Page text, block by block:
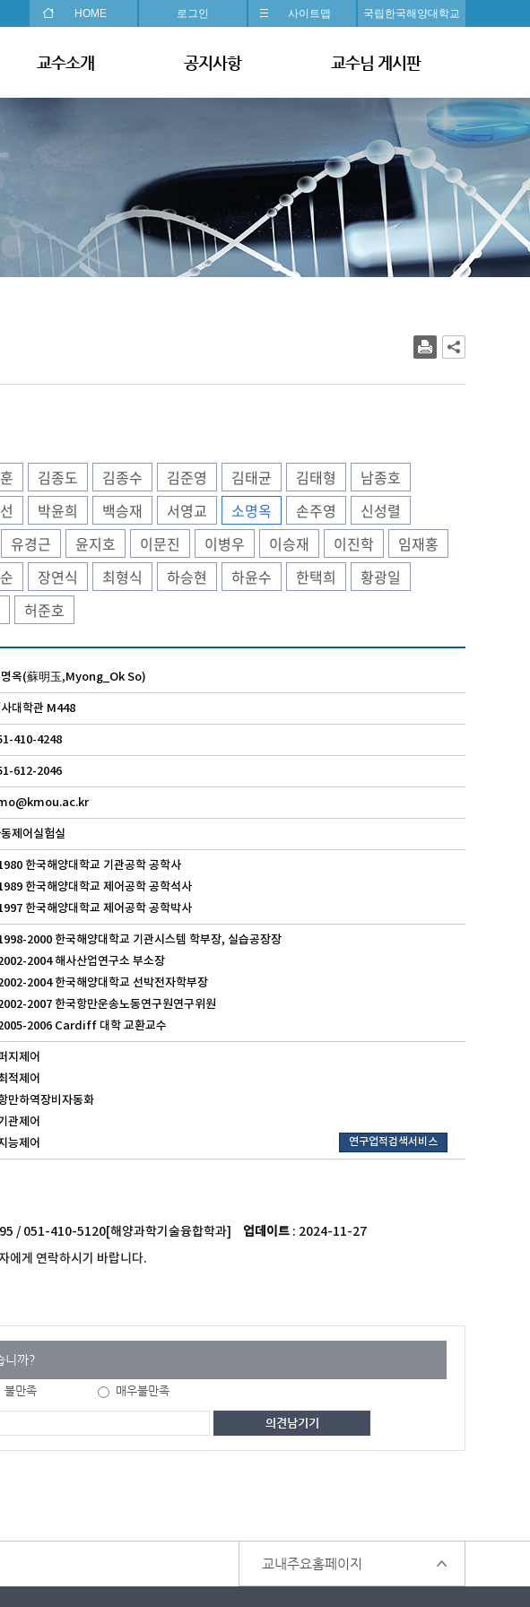
HOME 로그인 사이트맵 국립한국해양대학교
교수소개 공지사항 교수님 게시판
김종도 김종수 김준영 김태균 김태형
남종호
박윤희 백승재 서영교 소명옥 손주영
신성렬
유경근 윤지호 이문진 이병우 이승재 이진학
임재홍
장연식 최형식 하승현 하윤수 한택희
황광일
허준호
옥(蘇明玉,Myong_Ok So)
대학관 M448
410-4248
612-2046
제어실험실
한국해양대학교 기관공학 공학사
한국해양대학교 제어공학 공학석사
한국해양대학교 제어공학 공학박사
2000 한국해양대학교 기관시스템 학부장, 실습공장장
2004 해사산업연구소 부소장
2004 한국해양대학교 선박전자학부장
2007 한국항만운송노동연구원연구위원
2006 Cardiff 대학 교환교수
지제어
적제어
만하역장비자동화
관제어
능제어
연구업적검색서비스
/ 051-410-5120[해양과학기술융합학과] 업데이트 : 2024-11-27
에게 연락하시기 바랍니다.
니까?
불만족 매우불만족
교내주요홈페이지